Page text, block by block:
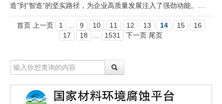
造”到“智造”的坚实路径，为企业高质量发展注入了强劲动能。…
首页 上一页 1 9 10 11 12 13 14 15
16
17
18 1531 下一页 尾页